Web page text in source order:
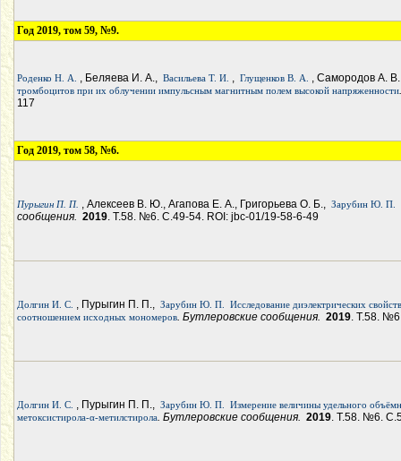
Год 2019, том 59, №9.
Роденко Н. А. , Беляева И. А., Васильева Т. И. , Глущенков В. А. , Самородов А.
тромбоцитов при их облучении импульсным магнитным полем высокой напряженности
117
Год 2019, том 58, №6.
Пурыгин П. П. , Алексеев В. Ю., Агапова Е. А., Григорьева О. Б., Зарубин Ю. П.
сообщения. 2019. Т.58. №6. С.49-54. ROI: jbc-01/19-58-6-49
Долгин И. С. , Пурыгин П. П., Зарубин Ю. П.
Исследование диэлектрических
соотношением исходных мономеров. Бутлеровские сообщения. 2019. Т.58.
Долгин И. С. , Пурыгин П. П., Зарубин Ю. П.
Измерение величины удельного
метоксистирола-α-метилстирола. Бутлеровские сообщения. 2019. Т.58. №6.